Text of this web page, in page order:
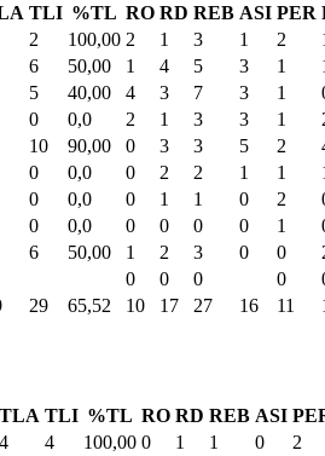
TLI %TL RO RD REB ASI PER
2 100,00 2 1 3 1 2
6 50,00 1 4 5 3 1
5 40,00 4 3 7 3 1
0 0,0 2 1 3 3 1
10 90,00 0 3 3 5 2
0 0,0 0 2 2 1 1
0 0,0 0 1 1 0 2
0 0,0 0 0 0 0 1
6 50,00 1 2 3 0 0
0 0 0 0
29 65,52 10 17 27 16 11
TLA TLI %TL RO RD REB ASI
4 4 100,00 0 1 1 0 2